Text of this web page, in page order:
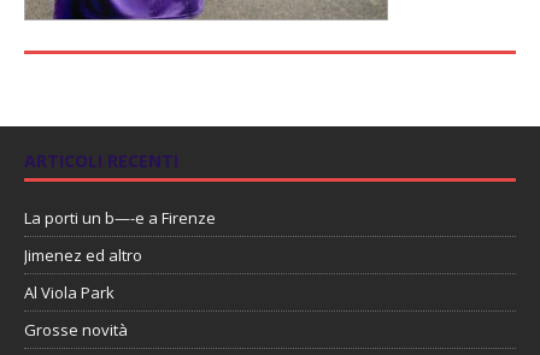
ARTICOLI RECENTI
La porti un b—-e a Firenze
Jimenez ed altro
Al Viola Park
Grosse novità